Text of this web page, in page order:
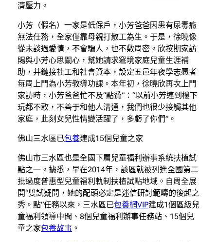
濟壓力。
小芳（假名）一家是低保戶，小芳爸爸因患有尿毒癥
無法任務，全家僅靠母親打散工為生。于是，徐曉像
從未談過愛情，不會騙人，也不敷周密。欣按期家訪
賜與小芳心思關心，幫她請求窘境家庭兒童生涯補
助，并鏈接社工和社會資本，設定五邑年夜學志愿者
每周上門為小芳教導功課。本年初，徐曉欣再次上門
家訪時，小芳爸爸忙不及“點贊”：“以前小芳連到樓下
玩都不敢，不善于和他人溝通，我們也很少接觸其他
家庭，此刻女兒性情變活躍了，多虧了你們”。
佛山三水區已包養建成15個兒童之家
佛山市三水區也是全國下層兒童福利辦事系統扶植試
點之一。據悉，早在2014年，該區就被列進全國第二
批過度普惠型兒童福利軌制扶植試點地域。自周全展
開“雙試疑問，她的配頭必定是迷信研討範疇的後起之
秀。點”任務以來，三水區已包養網VIP建成1個區級兒
童福利領導中間、8個兒童福利辦事任務站、15個兒
童之家包養故事 。